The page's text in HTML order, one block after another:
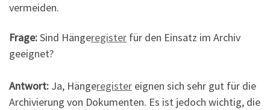
vermeiden.
Frage:Sind Hängeregister für den Einsatz im Archiv
geeignet?
Antwort: Ja, Hängeregister eignen sich sehr gut für die
Archivierung von Dokumenten. Es ist jedoch wichtig, die